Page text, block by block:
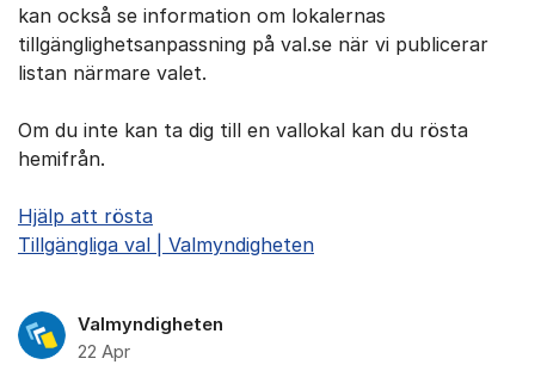
kan också se information om lokalernas
tillgänglighetsanpassning på val.se när vi publicerar
listan närmare valet.
Om du inte kan ta dig till en vallokal kan du rösta
hemifrån.
Hjälp att rösta
Tillgängliga val | Valmyndigheten
Valmyndigheten
22 Apr